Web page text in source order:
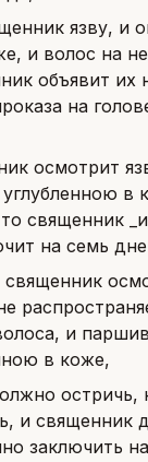
язву, и
и волос на
объявит их
на
осмотрит
в
священник
на семь
и
в коже,
и священник
заключить